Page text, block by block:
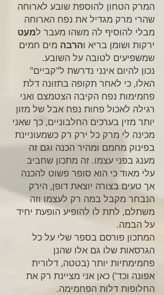
המרק הטחון להוספת שובע לארוחה
שהרי מרק מגדיל את נפח הארוחה
מבלי להוסיף לה משהו מעבר למעט
ירקות ושומן בריא והרבה מים חמים
שמשפיעים לטובה על השובע.
נכון להיום אינני נדרשת ל"קביים"
האלו, כי לאחר תקופה בתזונה דלת
פחמימות נפח הקיבה הצטמצם ואני
רגילה לאכול פחות נפח אבל של מזון
יותר מזין בערכים החלבוניים, כך שאני
מכינה לי מרק כל ירק רק כשמעוניינת
בפינוק מחמם ומהיר הכנה וגם זה
מענג בפני עצמו. זה מתכון שחביב
עלי מאוד כי הוא סופר פשוט להכנה
אך טעים בצורה יוצאת דופן, הירק
הנבחר מקבל במה רק לעצמו וזה
משתלם, לתת לו להופיע הופעת יחיד
על הבמה.
המתכון פורסם בספר שלי על כל
הגרסאות שלו גם אלו שהנן
פחמימתיות יותר (בטטה, דלורית
אפונה וכד') כאן אני מציינת רק את
החלופות דלות הפחמימה.